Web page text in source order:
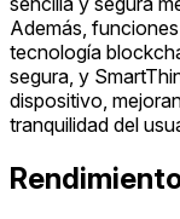
Además,
tecnología
segura, y
dispositivo,
tranquilidad del